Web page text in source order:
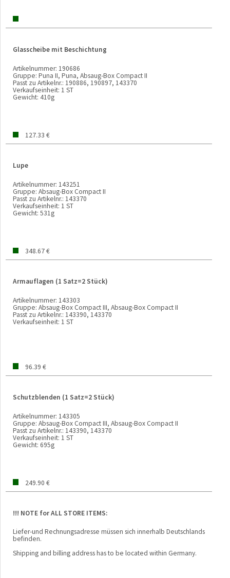
Glasscheibe mit Beschichtung
Artikelnummer: 190686
Gruppe: Puna II, Puna, Absaug-Box Compact II
Passt zu Artikelnr.: 190886, 190897, 143370
Verkaufseinheit: 1 ST
Gewicht: 410g
127.33 €
Lupe
Artikelnummer: 143251
Gruppe: Absaug-Box Compact II
Passt zu Artikelnr.: 143370
Verkaufseinheit: 1 ST
Gewicht: 531g
348.67 €
Armauflagen (1 Satz=2 Stück)
Artikelnummer: 143303
Gruppe: Absaug-Box Compact III, Absaug-Box Compact II
Passt zu Artikelnr.: 143390, 143370
Verkaufseinheit: 1 ST
96.39 €
Schutzblenden (1 Satz=2 Stück)
Artikelnummer: 143305
Gruppe: Absaug-Box Compact III, Absaug-Box Compact II
Passt zu Artikelnr.: 143390, 143370
Verkaufseinheit: 1 ST
Gewicht: 695g
249.90 €
!!! NOTE for ALL STORE ITEMS:
Liefer-und Rechnungsadresse müssen sich innerhalb Deutschlands
befinden.
Shipping and billing address has to be located within Germany.